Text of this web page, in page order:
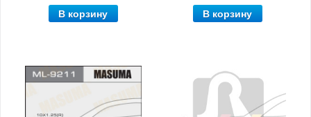
В корзину В корзину